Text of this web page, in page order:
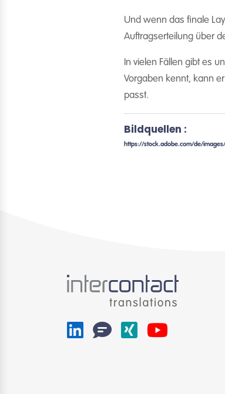
Und wenn das finale
Auftragserteilung über
In vielen Fällen gibt es
Vorgaben kennt, kann
passt.
Bildquellen :
https://stock.adobe.com/de/